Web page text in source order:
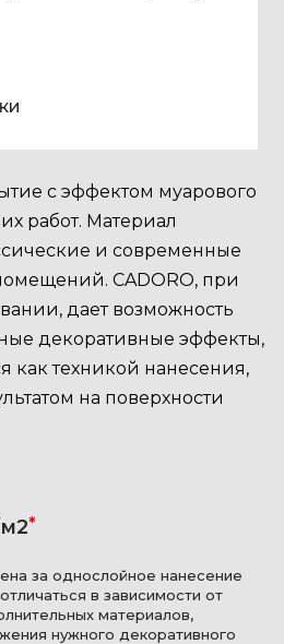
с эффектом муарового
работ. Материал
и современные
CADORO, при
дает возможность
декоративные эффекты,
как техникой нанесения,
на поверхности
*
за однослойное нанесение
в зависимости от
материалов,
нужного декоративного